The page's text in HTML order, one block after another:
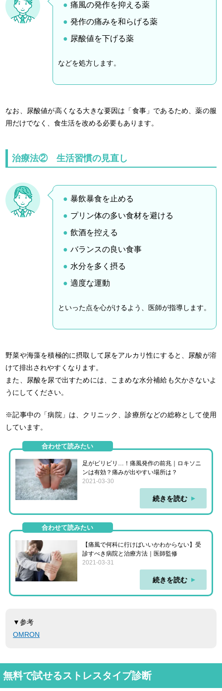
痛風の発作を抑える薬
発作の痛みを和らげる薬
尿酸値を下げる薬
などを処方します。
なお、尿酸値が高くなる大きな要因は「食事」であるため、薬の服
用だけでなく、食生活を改める必要もあります。
治療法② 生活習慣の見直し
暴飲暴食を止める
プリン体の多い食材を避ける
飲酒を控える
バランスの良い食事
水分を多く摂る
適度な運動
といった点を心がけるよう、医師が指導します。
野菜や海藻を積極的に摂取して尿をアルカリ性にすると、尿酸が溶
けて排出されやすくなります。
また、尿酸を尿で出すためには、こまめな水分補給も欠かさないよ
うにしてください。
※記事中の「病院」は、クリニック、診療所などの総称として使用
しています。
合わせて読みたい
足がピリピリ…！痛風発作の前兆｜ロキソニ
ンは有効？痛みが出やすい場所は？
2021-03-30
続きを読む
合わせて読みたい
【痛風で何科に行けばいいかわからない】受
診すべき病院と治療方法｜医師監修
2021-03-31
続きを読む
▼参考
OMRON
無料で試せるストレスタイプ診断